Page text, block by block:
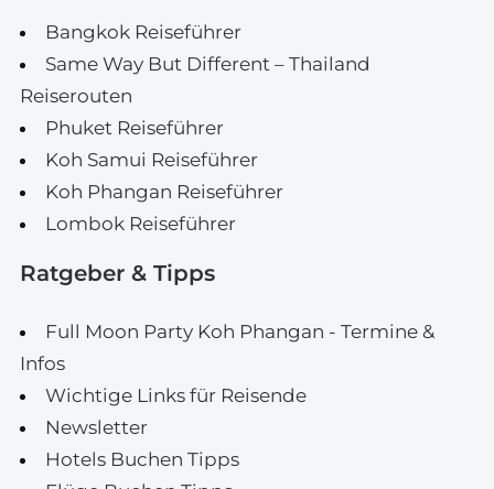
Bangkok Reiseführer
Same Way But Different – Thailand
Reiserouten
Phuket Reiseführer
Koh Samui Reiseführer
Koh Phangan Reiseführer
Lombok Reiseführer
Ratgeber & Tipps
Full Moon Party Koh Phangan - Termine &
Infos
Wichtige Links für Reisende
Newsletter
Hotels Buchen Tipps